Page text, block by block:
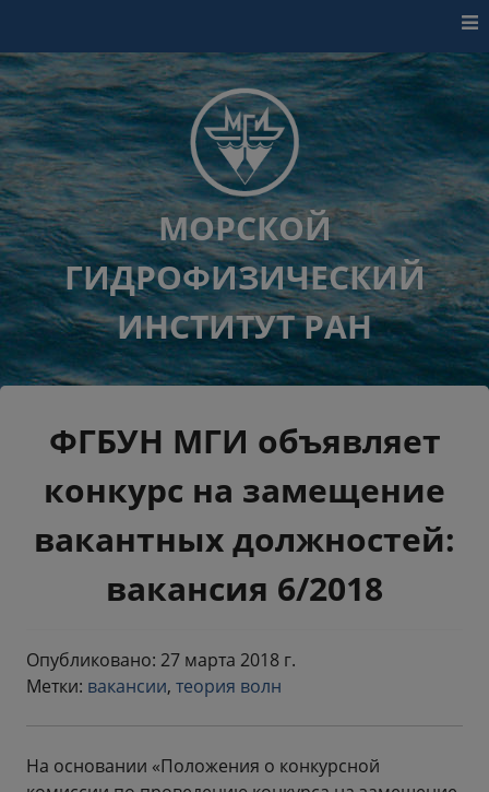
МОРСКОЙ
ГИДРОФИЗИЧЕСКИЙ
ИНСТИТУТ РАН
ФГБУН МГИ объявляет
конкурс на замещение
вакантных должностей:
вакансия 6/2018
Опубликовано: 27 марта 2018 г.
Метки: вакансии, теория волн
На основании «Положения о конкурсной